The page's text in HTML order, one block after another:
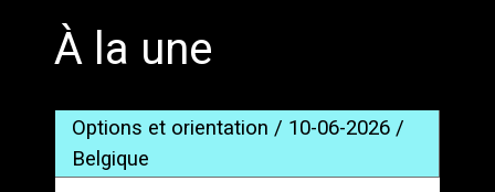
À la une
Options et orientation / 10-06-2026 /
Belgique